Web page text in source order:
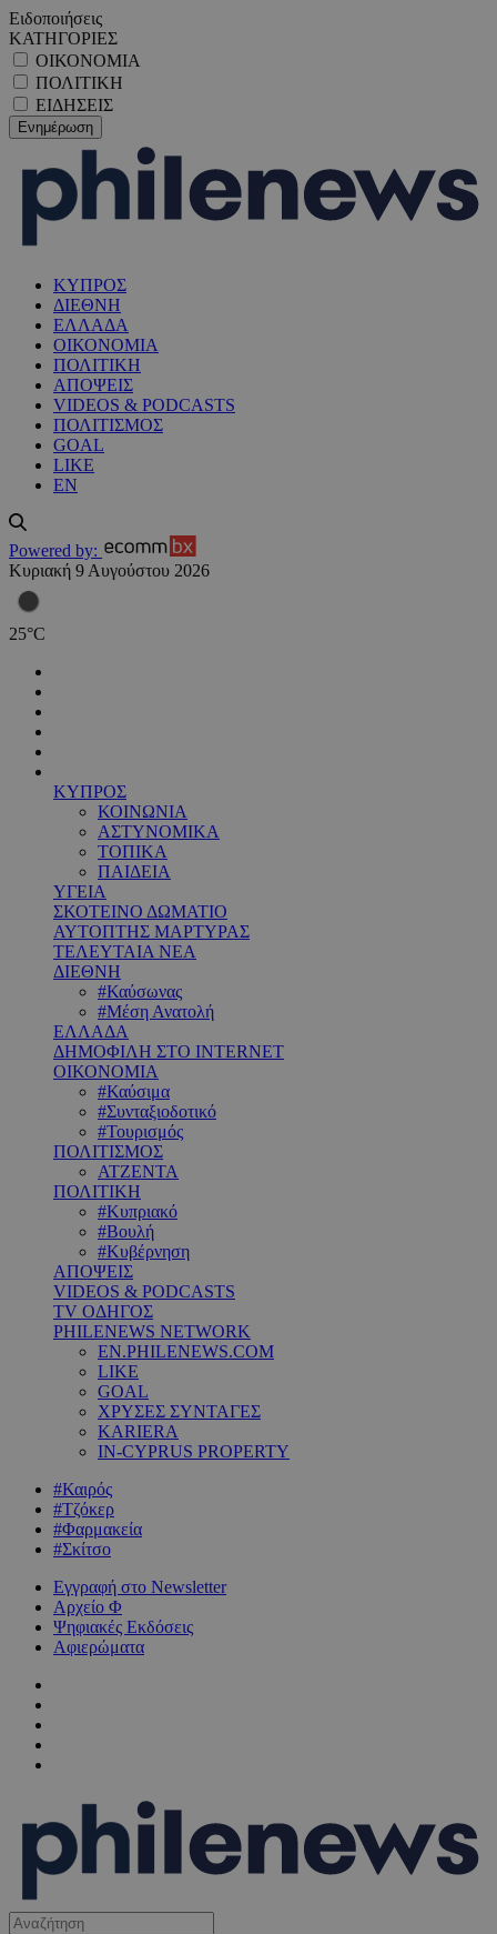
Ειδοποιήσεις
ΚΑΤΗΓΟΡΙΕΣ
ΟΙΚΟΝΟΜΙΑ
ΠΟΛΙΤΙΚΗ
ΕΙΔΗΣΕΙΣ
ΚΥΠΡΟΣ
ΔΙΕΘΝΗ
ΕΛΛΑΔΑ
ΟΙΚΟΝΟΜΙΑ
ΠΟΛΙΤΙΚΗ
ΑΠΟΨΕΙΣ
VIDEOS & PODCASTS
ΠΟΛΙΤΙΣΜΟΣ
GOAL
LIKE
EN
Powered by:
Κυριακή 9 Αυγούστου 2026
25°C
ΚΥΠΡΟΣ
ΚΟΙΝΩΝΙΑ
ΑΣΤΥΝΟΜΙΚΑ
ΤΟΠΙΚΑ
ΠΑΙΔΕΙΑ
ΥΓΕΙΑ
ΣΚΟΤΕΙΝΟ ΔΩΜΑΤΙΟ
ΑΥΤΟΠΤΗΣ ΜΑΡΤΥΡΑΣ
ΤΕΛΕΥΤΑΙΑ ΝΕΑ
ΔΙΕΘΝΗ
#Καύσωνας
#Μέση Ανατολή
ΕΛΛΑΔΑ
ΔΗΜΟΦΙΛΗ ΣΤΟ INTERNET
ΟΙΚΟΝΟΜΙΑ
#Καύσιμα
#Συνταξιοδοτικό
#Τουρισμός
ΠΟΛΙΤΙΣΜΟΣ
ΑΤΖΕΝΤΑ
ΠΟΛΙΤΙΚΗ
#Κυπριακό
#Βουλή
#Κυβέρνηση
ΑΠΟΨΕΙΣ
VIDEOS & PODCASTS
TV ΟΔΗΓΟΣ
PHILENEWS NETWORK
EN.PHILENEWS.COM
LIKE
GOAL
ΧΡΥΣΕΣ ΣΥΝΤΑΓΕΣ
KARIERA
IN-CYPRUS PROPERTY
#Καιρός
#Τζόκερ
#Φαρμακεία
#Σκίτσο
Εγγραφή στο Newsletter
Αρχείο Φ
Ψηφιακές Εκδόσεις
Αφιερώματα